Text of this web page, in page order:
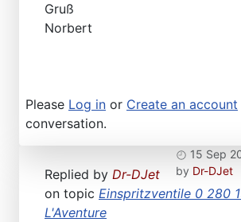
Gruß
Norbert
Please Log in or Create an account
conversation.
15 Sep
by Dr-DJet
Replied by Dr-DJet
on topic Einspritzventile 0 280
L'Aventure